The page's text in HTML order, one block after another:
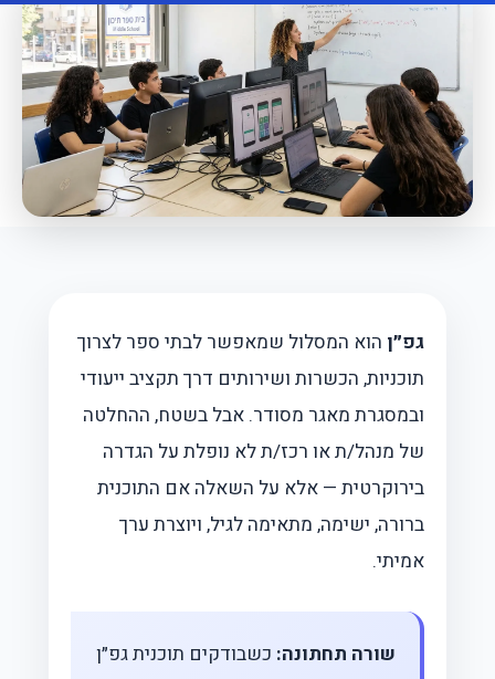
גפ״ן הוא המסלול שמאפשר לבתי ספר לצרוך
תוכניות, הכשרות ושירותים דרך תקציב ייעודי
ובמסגרת מאגר מסודר. אבל בשטח, ההחלטה
של מנהל/ת או רכז/ת לא נופלת על הגדרה
בירוקרטית — אלא על השאלה אם התוכנית
ברורה, ישימה, מתאימה לגיל, ויוצרת ערך
אמיתי.
שורה תחתונה: כשבודקים תוכנית גפ״ן